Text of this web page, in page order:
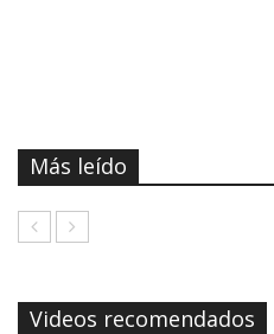
Más leído
Videos recomendados